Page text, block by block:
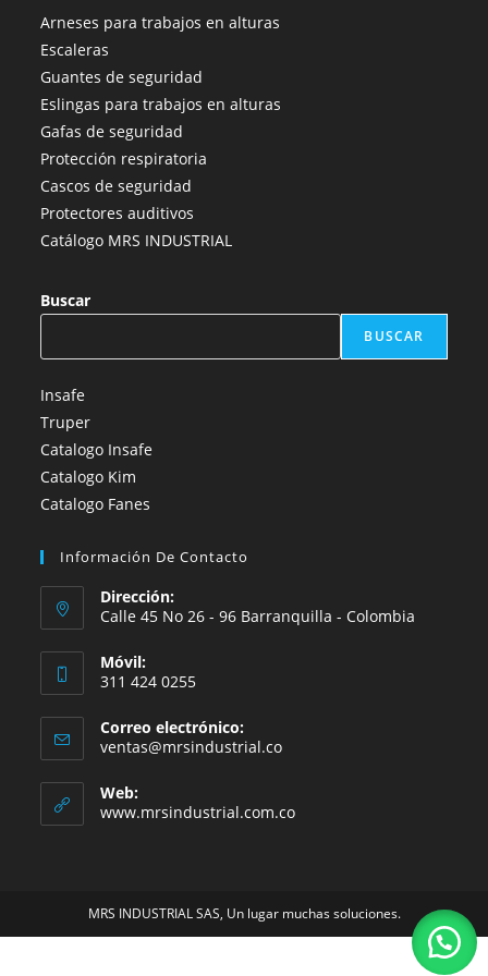
abre
en
una
nueva
pestaña
abre
una
nueva
pestaña
abre
una
nueva
pestaña
abre
nueva
Arneses para trabajos en alturas
Escaleras
Guantes de seguridad
Eslingas para trabajos en alturas
Gafas de seguridad
Protección respiratoria
Cascos de seguridad
Protectores auditivos
Catálogo MRS INDUSTRIAL
Buscar
BUSCAR
Insafe
Truper
Catalogo Insafe
Catalogo Kim
Catalogo Fanes
Información De Contacto
Dirección:
Calle 45 No 26 - 96 Barranquilla - Colombia
Móvil:
311 424 0255
Correo electrónico:
ventas@mrsindustrial.coSe
tu
aplicación
Web:
www.mrsindustrial.com.co
MRS INDUSTRIAL SAS, Un lugar muchas soluciones.